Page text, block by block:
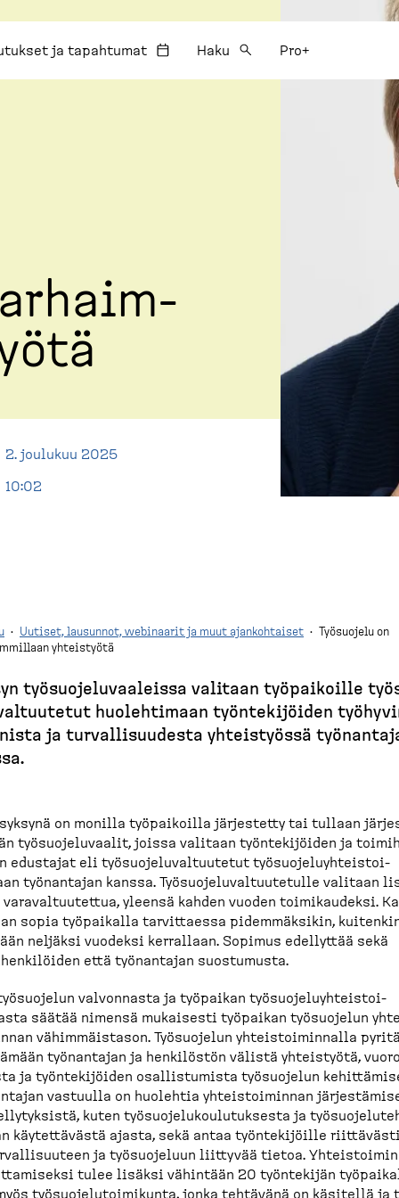
ja tapahtumat Haku Pro+
2. joulukuu 2025
10:02
· Uutiset, lausunnot, webinaarit ja muut ajankohtaiset ·
Työsuojelu on
yhteistyötä
työsuo­je­lu­vaa­leissa valitaan työpai­koille
huoleh­timaan työnte­ki­jöiden
ja turval­li­suudesta yhteis­työssä
syksynä on monilla työpai­koilla järjestetty tai tullaan
työsuo­je­lu­vaalit, joissa valitaan työnte­ki­jöiden ja
edustajat eli työsuo­je­lu­val­tuutetut työsuo­je­lu­yh­teis­toi­
työnantajan kanssa. Työsuo­je­lu­val­tuu­tetulle valitaan
varaval­tuu­tettua, yleensä kahden vuoden toimikaudeksi.
sopia työpaikalla tarvit­taessa pidemmäksikin,
neljäksi vuodeksi kerrallaan. Sopimus edellyttää sekä
että työnantajan suostumusta.
valvonnasta ja työpaikan työsuo­je­lu­yh­teis­toi­
säätää nimensä mukaisesti työpaikan työsuojelun
vähimmäistason. Työsuojelun yhteis­toi­minnalla
työnantajan ja henkilöstön välistä yhteistyötä,
ja työnte­ki­jöiden osallis­tumista työsuojelun
vastuulla on huolehtia yhteis­toi­minnan
kuten työsuo­je­lu­kou­lu­tuksesta ja
käytet­tävästä ajasta, sekä antaa työnte­ki­jöille riittävästi
ja työsuo­jeluun liittyvää tietoa.
tulee lisäksi vähintään 20 työntekijän
työsuo­je­lu­toi­mikunta, jonka tehtävänä on käsitellä ja